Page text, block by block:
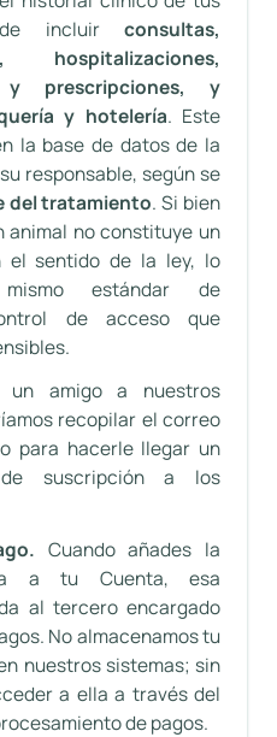
incluir consultas,
hospitalizaciones,
y prescripciones, y
y hotelería. Este
la base de datos de la
responsable, según se
del tratamiento. Si bien
no constituye un
el sentido de la ley, lo
estándar de
de acceso que
amigo a nuestros
recopilar el correo
para hacerle llegar un
suscripción a los
Cuando añades la
a tu Cuenta, esa
al tercero encargado
No almacenamos tu
nuestros sistemas; sin
a ella a través del
de pagos.